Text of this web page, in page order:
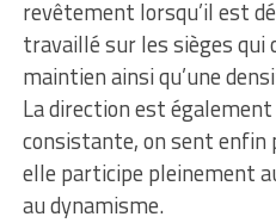
revêtement lorsqu’il est
travaillé sur les sièges
maintien ainsi qu’une
La direction est
consistante, on sent
elle participe pleinement
au dynamisme.